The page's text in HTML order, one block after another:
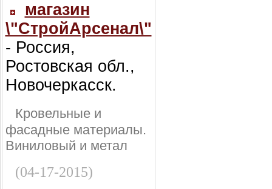
магазин
\"СтройАрсенал\"
- Россия,
Ростовская обл.,
Новочеркасск.
Кровельные и
фасадные материалы.
Виниловый и метал
(04-17-2015)